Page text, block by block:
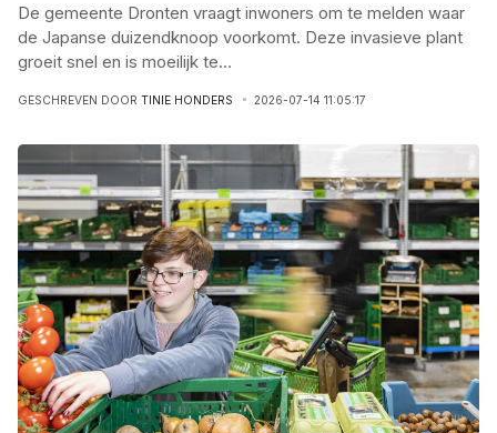
De gemeente Dronten vraagt inwoners om te melden waar
de Japanse duizendknoop voorkomt. Deze invasieve plant
groeit snel en is moeilijk te...
GESCHREVEN DOOR TINIE HONDERS 2026-07-14 11:05:17